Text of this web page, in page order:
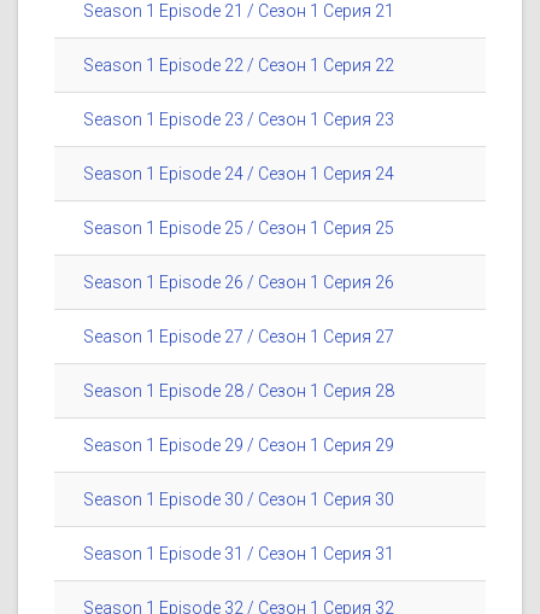
Season 1 Episode 21 / Сезон 1 Серия 21
Season 1 Episode 22 / Сезон 1 Серия 22
Season 1 Episode 23 / Сезон 1 Серия 23
Season 1 Episode 24 / Сезон 1 Серия 24
Season 1 Episode 25 / Сезон 1 Серия 25
Season 1 Episode 26 / Сезон 1 Серия 26
Season 1 Episode 27 / Сезон 1 Серия 27
Season 1 Episode 28 / Сезон 1 Серия 28
Season 1 Episode 29 / Сезон 1 Серия 29
Season 1 Episode 30 / Сезон 1 Серия 30
Season 1 Episode 31 / Сезон 1 Серия 31
Season 1 Episode 32 / Сезон 1 Серия 32